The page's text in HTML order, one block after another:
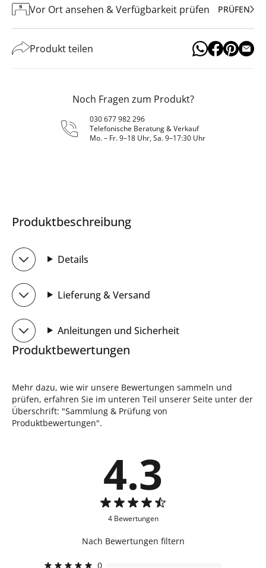
Vor Ort ansehen & Verfügbarkeit prüfen PRÜFEN
Produkt teilen
Noch Fragen zum Produkt?
030 677 982 296
Telefonische Beratung & Verkauf
Mo. – Fr. 9–18 Uhr, Sa. 9–17:30 Uhr
Produktbeschreibung
Details
Lieferung & Versand
Anleitungen und Sicherheit
Produktbewertungen
Mehr dazu, wie wir unsere Bewertungen sammeln und
prüfen, erfahren Sie im unteren Teil unserer Seite unter der
Überschrift: "Sammlung & Prüfung von
Produktbewertungen".
4.3
4 Bewertungen
Nach Bewertungen filtern
0